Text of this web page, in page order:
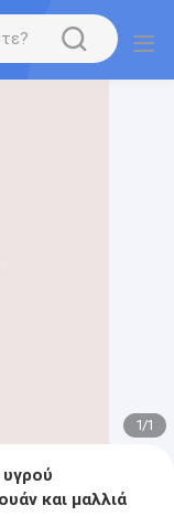
1/1
υγρού
και μαλλιά